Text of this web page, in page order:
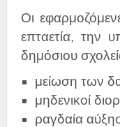
Οι
επταετία, την
δημόσιου
μείωση των
μηδενικοί
ραγδαία